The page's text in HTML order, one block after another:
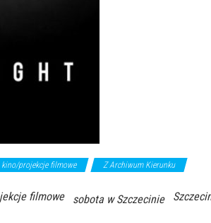
kino/projekcje filmowe Z Archiwum Kierunku
filmowe sobota w Szczecinie